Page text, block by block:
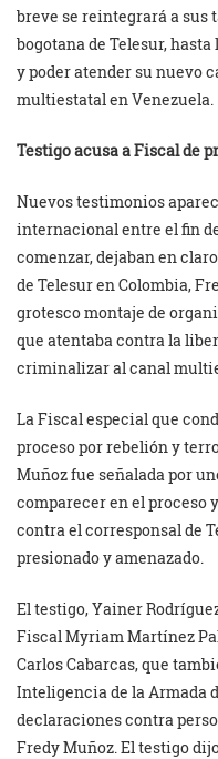
breve se reintegrará a sus
bogotana de Telesur,
y poder atender su nuevo
multiestatal en Venezuela.
Testigo acusa a Fiscal de
Nuevos testimonios
internacional entre el fin
comenzar, dejaban en
de Telesur en Colombia,
grotesco montaje de
que atentaba contra la
criminalizar al canal
La Fiscal especial que
proceso por rebelión y
Muñoz fue señalada por
comparecer en el
contra el corresponsal de
presionado y amenazado.
El testigo, Yainer
Fiscal Myriam Martínez
Carlos Cabarcas, que
Inteligencia de la Armada
declaraciones contra
Fredy Muñoz. El testigo